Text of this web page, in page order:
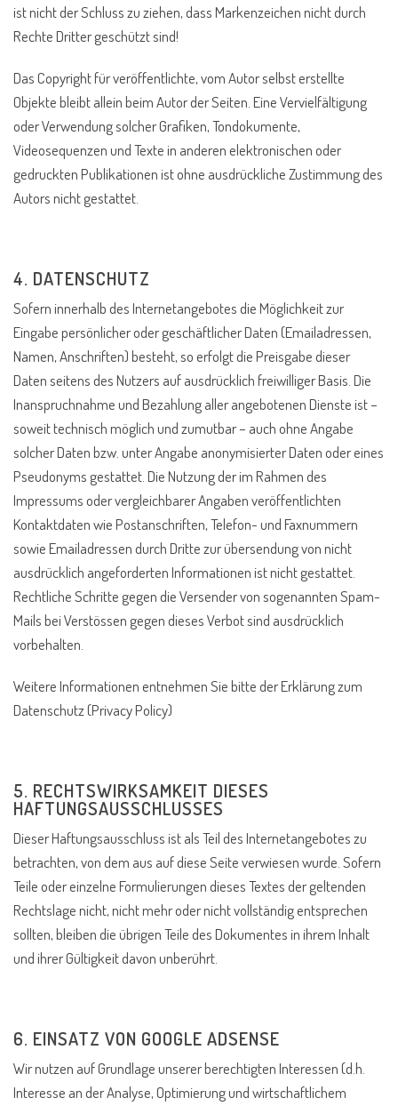
ist nicht der Schluss zu ziehen, dass Markenzeichen nicht durch
Rechte Dritter geschützt sind!
Das Copyright für veröffentlichte, vom Autor selbst erstellte
Objekte bleibt allein beim Autor der Seiten. Eine Vervielfältigung
oder Verwendung solcher Grafiken, Tondokumente,
Videosequenzen und Texte in anderen elektronischen oder
gedruckten Publikationen ist ohne ausdrückliche Zustimmung des
Autors nicht gestattet.
4. DATENSCHUTZ
Sofern innerhalb des Internetangebotes die Möglichkeit zur
Eingabe persönlicher oder geschäftlicher Daten (Emailadressen,
Namen, Anschriften) besteht, so erfolgt die Preisgabe dieser
Daten seitens des Nutzers auf ausdrücklich freiwilliger Basis. Die
Inanspruchnahme und Bezahlung aller angebotenen Dienste ist –
soweit technisch möglich und zumutbar – auch ohne Angabe
solcher Daten bzw. unter Angabe anonymisierter Daten oder eines
Pseudonyms gestattet. Die Nutzung der im Rahmen des
Impressums oder vergleichbarer Angaben veröffentlichten
Kontaktdaten wie Postanschriften, Telefon- und Faxnummern
sowie Emailadressen durch Dritte zur übersendung von nicht
ausdrücklich angeforderten Informationen ist nicht gestattet.
Rechtliche Schritte gegen die Versender von sogenannten Spam-
Mails bei Verstössen gegen dieses Verbot sind ausdrücklich
vorbehalten.
Weitere Informationen entnehmen Sie bitte der Erklärung zum
Datenschutz (Privacy Policy)
5. RECHTSWIRKSAMKEIT DIESES
HAFTUNGSAUSSCHLUSSES
Dieser Haftungsausschluss ist als Teil des Internetangebotes zu
betrachten, von dem aus auf diese Seite verwiesen wurde. Sofern
Teile oder einzelne Formulierungen dieses Textes der geltenden
Rechtslage nicht, nicht mehr oder nicht vollständig entsprechen
sollten, bleiben die übrigen Teile des Dokumentes in ihrem Inhalt
und ihrer Gültigkeit davon unberührt.
6. EINSATZ VON GOOGLE ADSENSE
Wir nutzen auf Grundlage unserer berechtigten Interessen (d.h.
Interesse an der Analyse, Optimierung und wirtschaftlichem